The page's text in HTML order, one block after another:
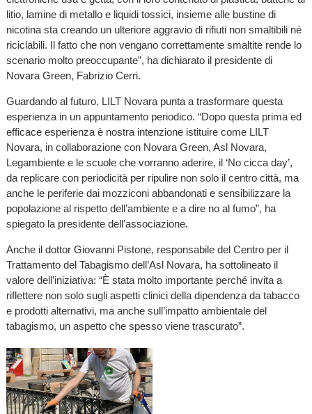
litio, lamine di metallo e liquidi tossici, insieme alle bustine di
nicotina sta creando un ulteriore aggravio di rifiuti non smaltibili né
riciclabili. Il fatto che non vengano correttamente smaltite rende lo
scenario molto preoccupante”, ha dichiarato il presidente di
Novara Green, Fabrizio Cerri.
Guardando al futuro, LILT Novara punta a trasformare questa
esperienza in un appuntamento periodico. “Dopo questa prima ed
efficace esperienza è nostra intenzione istituire come LILT
Novara, in collaborazione con Novara Green, Asl Novara,
Legambiente e le scuole che vorranno aderire, il ‘No cicca day’,
da replicare con periodicità per ripulire non solo il centro città, ma
anche le periferie dai mozziconi abbandonati e sensibilizzare la
popolazione al rispetto dell’ambiente e a dire no al fumo”, ha
spiegato la presidente dell’associazione.
Anche il dottor Giovanni Pistone, responsabile del Centro per il
Trattamento del Tabagismo dell’Asl Novara, ha sottolineato il
valore dell’iniziativa: “È stata molto importante perché invita a
riflettere non solo sugli aspetti clinici della dipendenza da tabacco
e prodotti alternativi, ma anche sull’impatto ambientale del
tabagismo, un aspetto che spesso viene trascurato”.